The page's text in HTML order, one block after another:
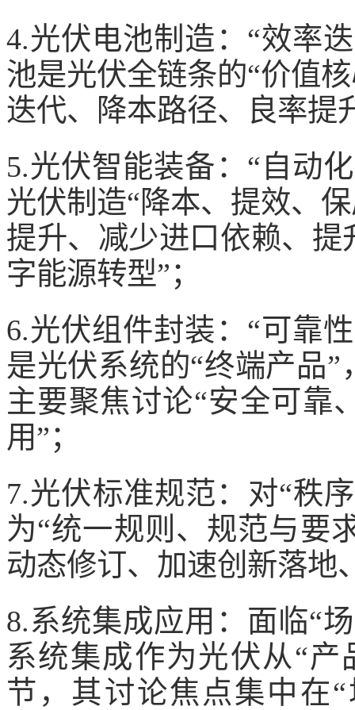
4.光伏电池制造：“效率
池是光伏全链条的“价值
迭代、降本路径、良率提
5.光伏智能装备：“自动
光伏制造“降本、提效、
提升、减少进口依赖、
字能源转型”；
6.光伏组件封装：“可靠
是光伏系统的“终端产品
主要聚焦讨论“安全可靠
用”；
7.光伏标准规范：对“秩
为“统一规则、规范与要
动态修订、加速创新落地
8.系统集成应用：面临“
系统集成作为光伏从“产
节，其讨论焦点集中在